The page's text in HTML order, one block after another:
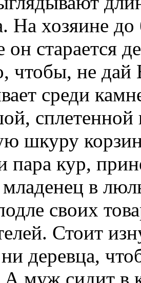
На хозяине
он старается
чтобы, не дай
среди
сплетенной
шкуру
пара кур,
в
своих
Стоит
деревца,
А муж сидит в